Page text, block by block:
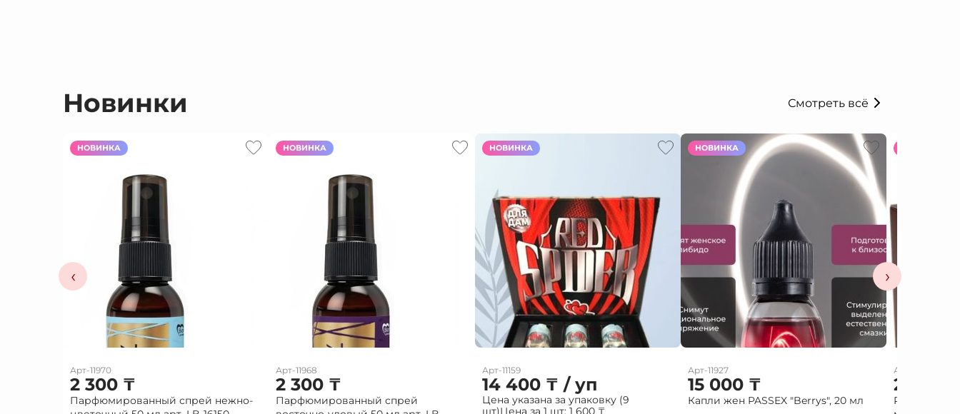
Новинки Смотреть всё
‹
НОВИНКА
Арт-11970
2 300 ₸
Парфюмированный спрей нежно-
НОВИНКА
Арт-11968
2 300 ₸
Парфюмированный спрей
НОВИНКА
Арт-11159
14 400 ₸ / уп
Цена указана за упаковку (9
шт)Цена за 1 шт: 1 600 ₸
НОВИНКА
Арт-11927
15 000 ₸
Капли жен PASSEX "Berrys", 20 мл
Арт-10586
2 000
Red
›